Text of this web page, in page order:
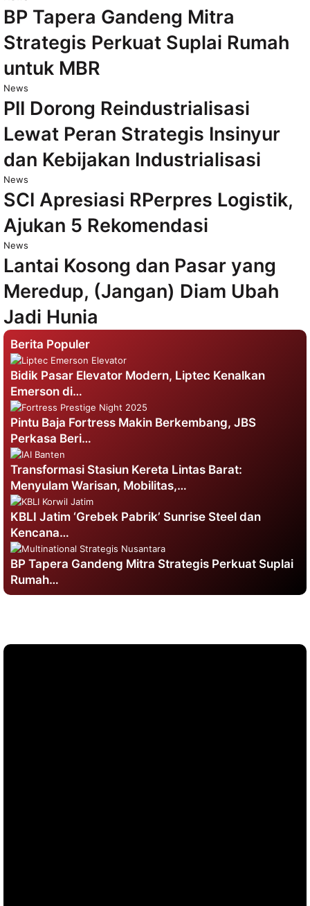
BP Tapera Gandeng Mitra
Strategis Perkuat Suplai Rumah
untuk MBR
News
PII Dorong Reindustrialisasi
Lewat Peran Strategis Insinyur
dan Kebijakan Industrialisasi
News
SCI Apresiasi RPerpres Logistik,
Ajukan 5 Rekomendasi
News
Lantai Kosong dan Pasar yang
Meredup, (Jangan) Diam Ubah
Jadi Hunia
Berita Populer
Bidik Pasar Elevator Modern, Liptec Kenalkan
Emerson di…
Pintu Baja Fortress Makin Berkembang, JBS
Perkasa Beri…
Transformasi Stasiun Kereta Lintas Barat:
Menyulam Warisan, Mobilitas,…
KBLI Jatim ‘Grebek Pabrik’ Sunrise Steel dan
Kencana…
BP Tapera Gandeng Mitra Strategis Perkuat Suplai
Rumah…